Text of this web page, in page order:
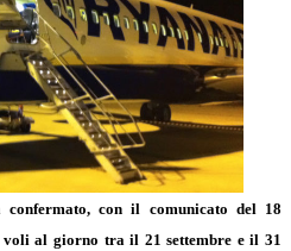
confermato, con il comunicato del 18
voli al giorno tra il 21 settembre e il 31